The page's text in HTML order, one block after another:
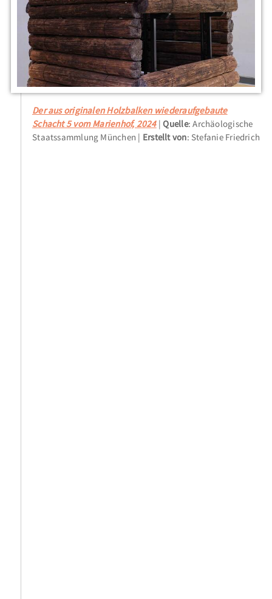
Der aus originalen Holzbalken wiederaufgebaute
Schacht 5 vom Marienhof, 2024 Quelle: Archäologische
Staatssammlung München
Erstellt von: Stefanie Friedrich